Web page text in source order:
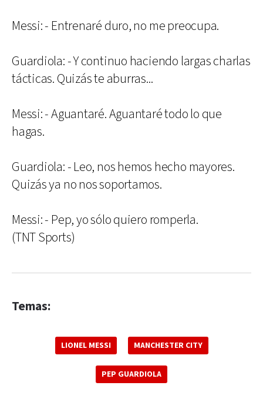
Messi: - Entrenaré duro, no me preocupa.
Guardiola: - Y continuo haciendo largas charlas
tácticas. Quizás te aburras...
Messi: - Aguantaré. Aguantaré todo lo que
hagas.
Guardiola: - Leo, nos hemos hecho mayores.
Quizás ya no nos soportamos.
Messi: - Pep, yo sólo quiero romperla.
(TNT Sports)
Temas:
LIONEL MESSI MANCHESTER CITY
PEP GUARDIOLA